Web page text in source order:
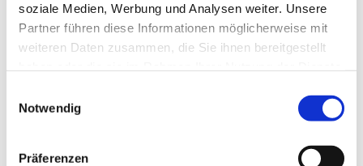
soziale Medien, Werbung und Analysen weiter. Unsere
Partner führen diese Informationen möglicherweise mit
weiteren Daten zusammen, die Sie ihnen bereitgestellt
Notwendig
Präferenzen